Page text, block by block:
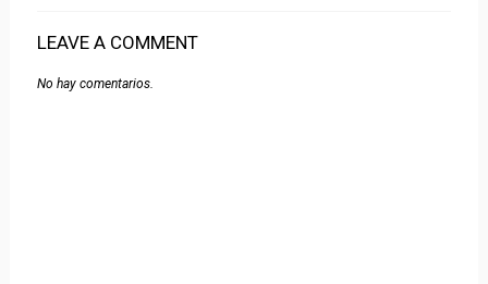
LEAVE A COMMENT
No hay comentarios.